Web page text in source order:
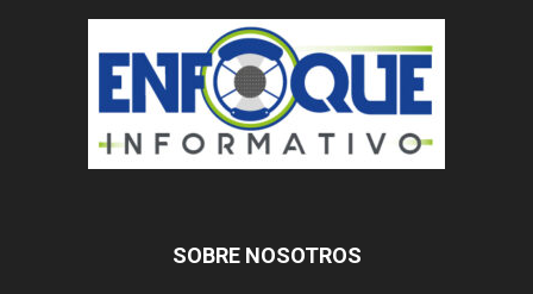
SOBRE NOSOTROS